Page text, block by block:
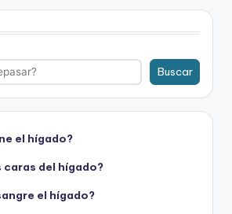
Buscar
el hígado?
caras del hígado?
el hígado?